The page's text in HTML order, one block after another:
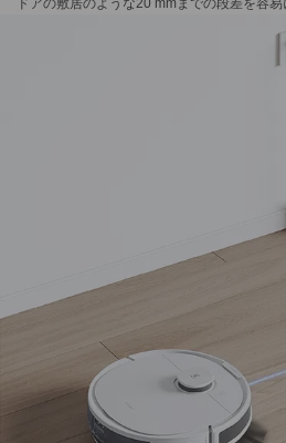
ドアの敷居のような20 mmまでの段差を容易